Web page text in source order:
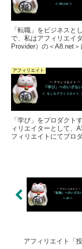
「転職」をビジネスと
で、私はアフィリエイ
Provider）の＜A8.net
アフィリエイト
「学び」をプロダクト
ィリエイターとして、
フィリエイトにてプロ
アフィリエイト「